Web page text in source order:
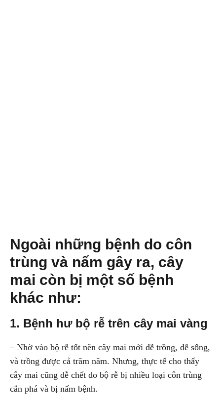
Ngoài những bệnh do côn
trùng và nấm gây ra, cây
mai còn bị một số bệnh
khác như:
1. Bệnh hư bộ rễ trên cây mai vàng
– Nhờ vào bộ rễ tốt nên cây mai mới dễ trồng, dễ sống,
và trồng được cả trăm năm. Nhưng, thực tế cho thấy
cây mai cũng dễ chết do bộ rễ bị nhiều loại côn trùng
cắn phá và bị nấm bệnh.